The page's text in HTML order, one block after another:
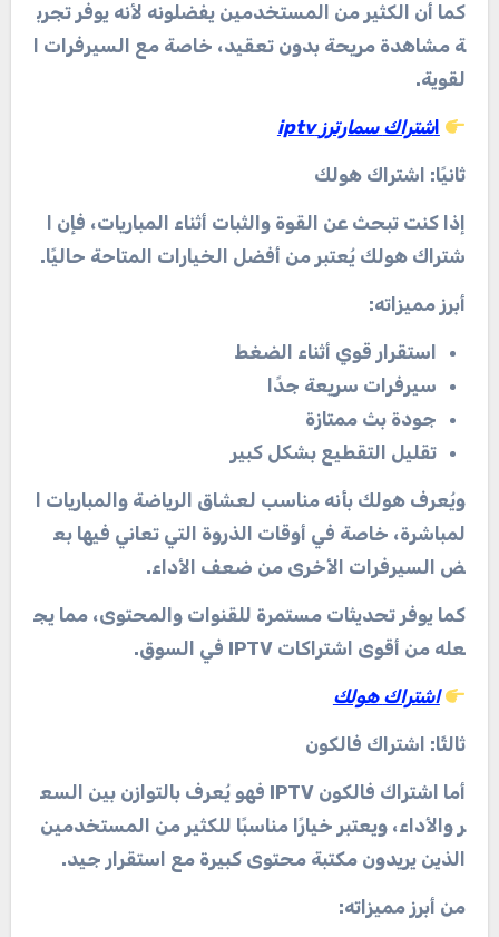
كما أن الكثير من المستخدمين يفضلونه لأنه يوفر تجرب
ة مشاهدة مريحة بدون تعقيد، خاصة مع السيرفرات
لقوية.
اشتراك سمارترز iptv
ثانيًا: اشتراك هولك
إذا كنت تبحث عن القوة والثبات أثناء المباريات، فإن
شتراك هولك يُعتبر من أفضل الخيارات المتاحة حاليًا.
أبرز مميزاته:
استقرار قوي أثناء الضغط
سيرفرات سريعة جدًا
جودة بث ممتازة
تقليل التقطيع بشكل كبير
ويُعرف هولك بأنه مناسب لعشاق الرياضة والمباريات
لمباشرة، خاصة في أوقات الذروة التي تعاني فيها بع
ض السيرفرات الأخرى من ضعف الأداء.
كما يوفر تحديثات مستمرة للقنوات والمحتوى، مما يج
عله من أقوى اشتراكات في السوق.
اشتراك هولك
ثالثًا: اشتراك فالكون
أما اشتراك فالكون فهو يُعرف بالتوازن بين السع
ر والأداء، ويعتبر خيارًا مناسبًا للكثير من المستخدمين
الذين يريدون مكتبة محتوى كبيرة مع استقرار جيد.
من أبرز مميزاته: